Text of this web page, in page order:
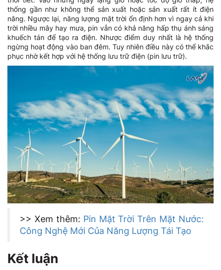
thống gần như không thể sản xuất hoặc sản xuất rất ít điện
năng. Ngược lại, năng lượng mặt trời ổn định hơn vì ngay cả khi
trời nhiều mây hay mưa, pin vẫn có khả năng hấp thụ ánh sáng
khuếch tán để tạo ra điện. Nhược điểm duy nhất là hệ thống
ngừng hoạt động vào ban đêm. Tuy nhiên điều này có thể khắc
phục nhờ kết hợp với hệ thống lưu trữ điện (pin lưu trữ).
>> Xem thêm: Pin Mặt Trời Trên Mặt Nước:
Công Nghệ Mới Của Năng Lượng Tái Tạo
Kết luận